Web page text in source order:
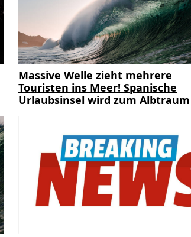
Massive Welle zieht mehrere
Touristen ins Meer! Spanische
Urlaubsinsel wird zum Albtraum